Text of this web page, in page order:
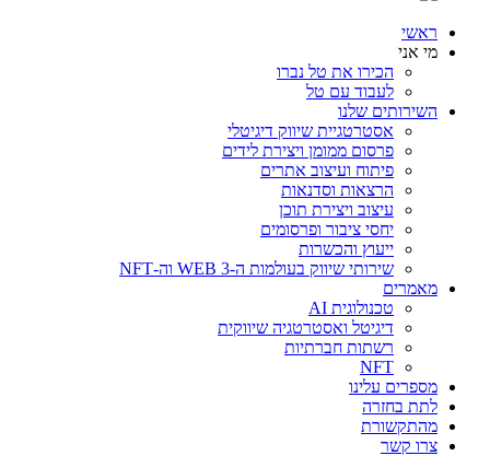
ראשי
מי אני
הכירו את טל נברו
לעבוד עם טל
השירותים שלנו
אסטרטגיית שיווק דיגיטלי
פרסום ממומן ויצירת לידים
פיתוח ועיצוב אתרים
הרצאות וסדנאות
עיצוב ויצירת תוכן
יחסי ציבור ופרסומים
ייעוץ והכשרות
שירותי שיווק בעולמות ה-WEB 3 וה-NFT
מאמרים
טכנולוגית AI
דיגיטל ואסטרטגיה שיווקית
רשתות חברתיות
NFT
מספרים עלינו
לתת בחזרה
מהתקשורת
צרו קשר